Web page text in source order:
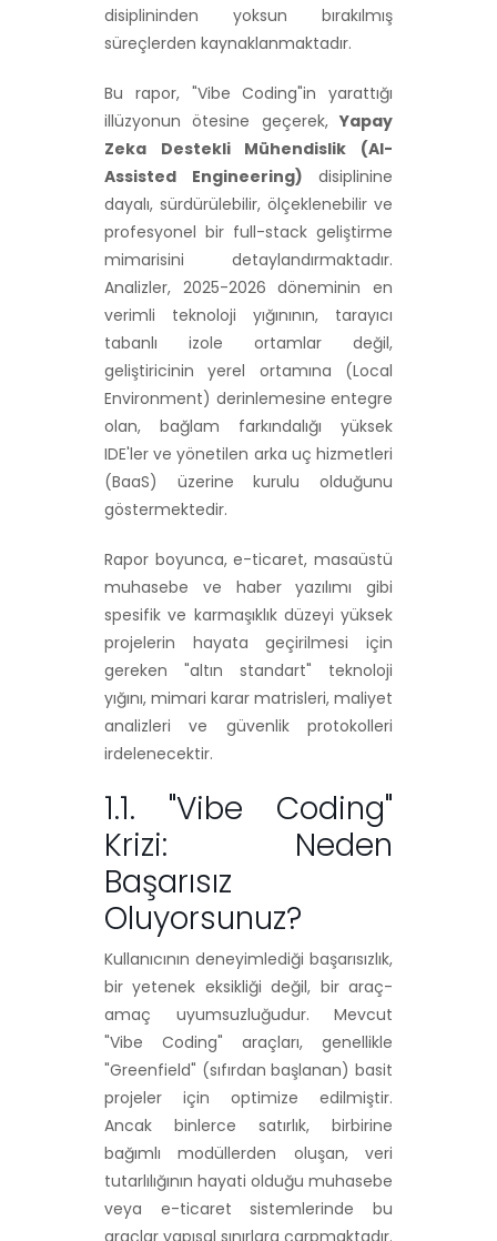
disiplininden yoksun bırakılmış
süreçlerden kaynaklanmaktadır.
Bu rapor, "Vibe Coding"in yarattığı
illüzyonun ötesine geçerek,Yapay
Zeka Destekli Mühendislik (AI-
Assisted Engineering) disiplinine
dayalı, sürdürülebilir, ölçeklenebilir ve
profesyonel bir full-stack geliştirme
mimarisini detaylandırmaktadır.
Analizler, 2025-2026 döneminin en
verimli teknoloji yığınının, tarayıcı
tabanlı izole ortamlar değil,
geliştiricinin yerel ortamına (Local
Environment) derinlemesine entegre
olan, bağlam farkındalığı yüksek
IDE'ler ve yönetilen arka uç hizmetleri
(BaaS) üzerine kurulu olduğunu
göstermektedir.
Rapor boyunca, e-ticaret, masaüstü
muhasebe ve haber yazılımı gibi
spesifik ve karmaşıklık düzeyi yüksek
projelerin hayata geçirilmesi için
gereken "altın standart" teknoloji
yığını, mimari karar matrisleri, maliyet
analizleri ve güvenlik protokolleri
irdelenecektir.
1.1. "Vibe Coding"
Krizi: Neden
Başarısız
Oluyorsunuz?
Kullanıcının deneyimlediği başarısızlık,
bir yetenek eksikliği değil, bir araç-
amaç uyumsuzluğudur. Mevcut
"Vibe Coding" araçları, genellikle
"Greenfield" (sıfırdan başlanan) basit
projeler için optimize edilmiştir.
Ancak binlerce satırlık, birbirine
bağımlı modüllerden oluşan, veri
tutarlılığının hayati olduğu muhasebe
veya e-ticaret sistemlerinde bu
araçlar yapısal sınırlara çarpmaktadır.